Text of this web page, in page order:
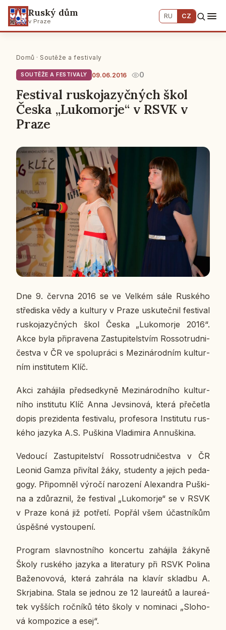
Ruský dům
v Praze
RU CZ
Domů · Soutěže a festivaly
SOUTĚŽE A FESTIVALY 09.06.2016 0
Festival ruskojazyčných škol
Česka „Lukomorje“ v RSVK v
Praze
Dne 9. června 2016 se ve Velkém sále Rus­ké­ho
stře­dis­ka vědy a kul­tu­ry v Praze usku­teč­nil fes­ti­val
rus­ko­ja­zyč­ných škol Česka „Lu­ko­morje 2016“.
Akce byla při­pra­ve­na Za­stu­pi­tel­stvím Ros­so­trud­ni­
čestva v ČR ve spo­lu­prá­ci s Me­zi­ná­rod­ním kul­tur­
ním in­sti­tu­tem Klíč.
Akci za­há­ji­la před­sed­ky­ně Me­zi­ná­rod­ní­ho kul­tur­
ní­ho in­sti­tu­tu Klíč Anna Jev­si­no­vá, která pře­čet­la
dopis pre­zi­den­ta fes­ti­va­lu, pro­fe­so­ra In­sti­tu­tu rus­
ké­ho jazyka A.S. Puški­na Vla­di­mi­ra An­nuški­na.
Ve­dou­cí Za­stu­pi­tel­ství Ros­so­trud­ni­čestva v ČR
Leonid Gamza při­ví­tal žáky, stu­den­ty a jejich pe­da­
go­gy. Při­po­mněl výročí na­ro­ze­ní Ale­xan­dra Puški­
na a zdů­raz­nil, že fes­ti­val „Lu­ko­morje“ se v RSVK
v Praze koná již po­tře­tí. Popřál všem účast­ní­kům
úspěš­né vy­stou­pe­ní.
Pro­gram slav­nost­ní­ho kon­cer­tu za­há­ji­la žákyně
Školy rus­ké­ho jazyka a li­te­ra­tu­ry při RSVK Polina
Ba­že­no­vo­vá, která za­hrá­la na klavír sklad­bu A.
Skrjabi­na. Stala se jednou ze 12 lau­re­á­tů a lau­re­á­
tek vyš­ších roč­ní­ků této školy v no­mi­na­ci „Slo­ho­
vá kom­po­zi­ce a esej“.